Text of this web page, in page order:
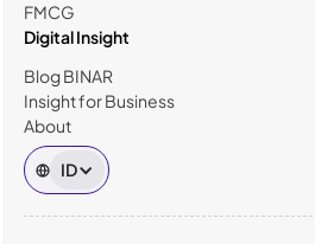
FMCG
Digital Insight
Blog BINAR
Insight for Business
About
ID